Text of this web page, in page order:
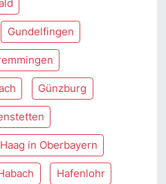
Gundelfingen
Günzburg
Haag in Oberbayern
Hafenlohr